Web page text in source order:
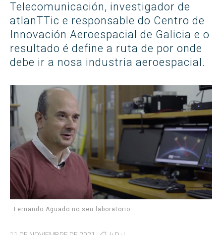
Telecomunicación, investigador de
atlanTTic e responsable do Centro de
Innovación Aeroespacial de Galicia e o
resultado é define a ruta de por onde
debe ir a nosa industria aeroespacial.
Fernando Aguado no seu laboratorio